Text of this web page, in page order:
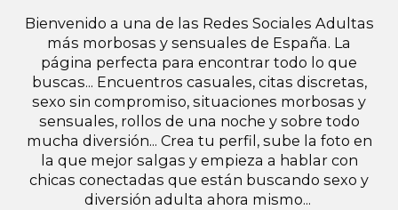
Bienvenido a una de las Redes Sociales Adultas
más morbosas y sensuales de España. La
página perfecta para encontrar todo lo que
buscas... Encuentros casuales, citas discretas,
sexo sin compromiso, situaciones morbosas y
sensuales, rollos de una noche y sobre todo
mucha diversión... Crea tu perfil, sube la foto en
la que mejor salgas y empieza a hablar con
chicas conectadas que están buscando sexo y
diversión adulta ahora mismo...